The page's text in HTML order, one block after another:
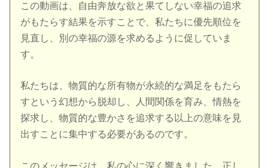
この動画は、自由奔放な欲と果てしない幸福の追求
がもたらす結果を示すことで、私たちに優先順位を
見直し、別の幸福の源を求めるように促していま
す。
私たちは、物質的な所有物が永続的な満足をもたら
すという幻想から脱却し、人間関係を育み、情熱を
探求し、物質的な豊かさを追求する以上の意味を見
出すことに集中する必要があるのです。
このメッセージは、私の心に深く響きました。正し